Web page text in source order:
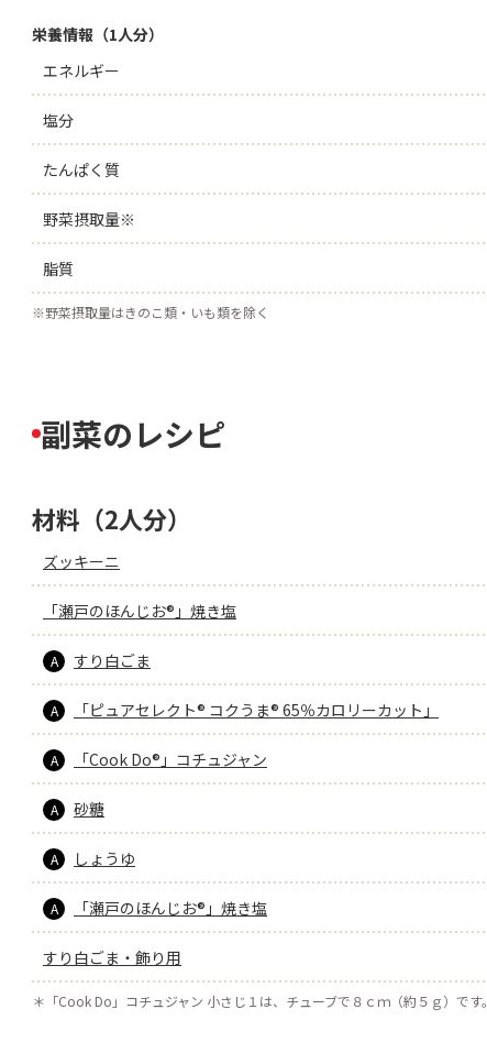
栄養情報（1人分）
エネルギー
塩分
たんぱく質
野菜摂取量※
脂質
※野菜摂取量はきのこ類・いも類を除く
副菜のレシピ
材料（2人分）
ズッキーニ
「瀬戸のほんじお®」焼き塩
A すり白ごま
A 「ピュアセレクト® コクうま® 65％カロリーカット」
A 「Cook Do®」コチュジャン
A 砂糖
A しょうゆ
A 「瀬戸のほんじお®」焼き塩
すり白ごま・飾り用
＊ 「Cook Do」コチュジャン 小さじ１は、チューブで８ｃｍ（約５ｇ）です。